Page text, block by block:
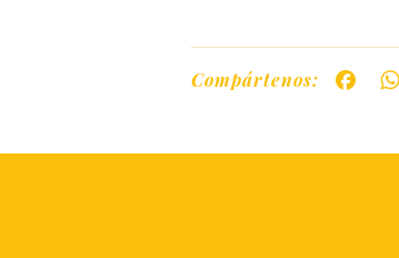
Compártenos: